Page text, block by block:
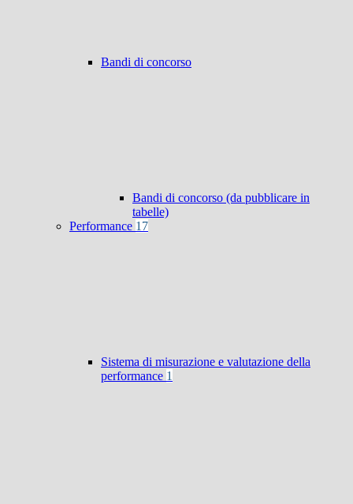
Bandi di concorso
Bandi di concorso (da pubblicare in
tabelle)
Performance 17
Sistema di misurazione e valutazione della
performance 1